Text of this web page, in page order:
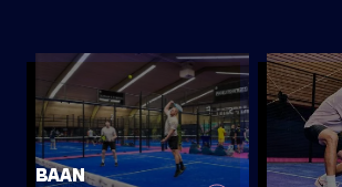
DIRECT INSCHRIJVEN
INFO
BAAN